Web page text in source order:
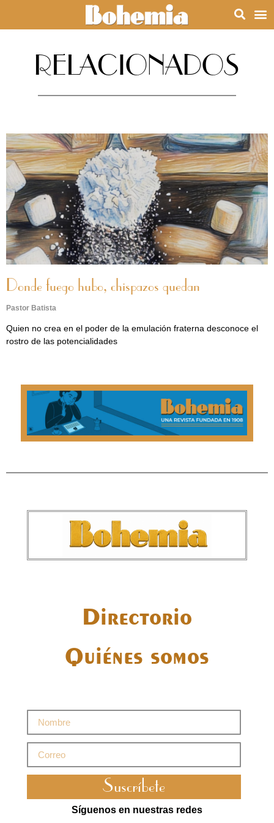
RELACIONADOS
Donde fuego hubo, chispazos quedan
Pastor Batista
Quien no crea en el poder de la emulación fraterna desconoce el
rostro de las potencialidades
Directorio
Quiénes somos
Suscríbete
Síguenos en nuestras redes